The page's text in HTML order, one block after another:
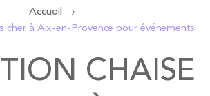
Accueil
cher à Aix-en-Provence pour événements
CHAISE